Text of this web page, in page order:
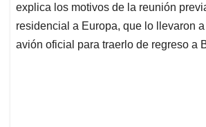
explica los motivos de la reunión
residencial a Europa, que lo llevaron
avión oficial para traerlo de regreso a